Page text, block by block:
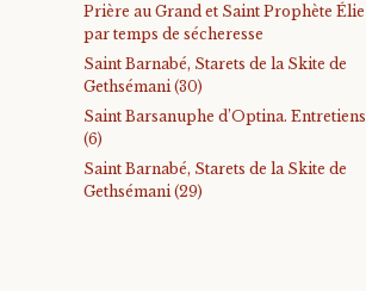
Prière au Grand et Saint Prophète Élie
par temps de sécheresse
Saint Barnabé, Starets de la Skite de
Gethsémani (30)
Saint Barsanuphe d’Optina. Entretiens
(6)
Saint Barnabé, Starets de la Skite de
Gethsémani (29)